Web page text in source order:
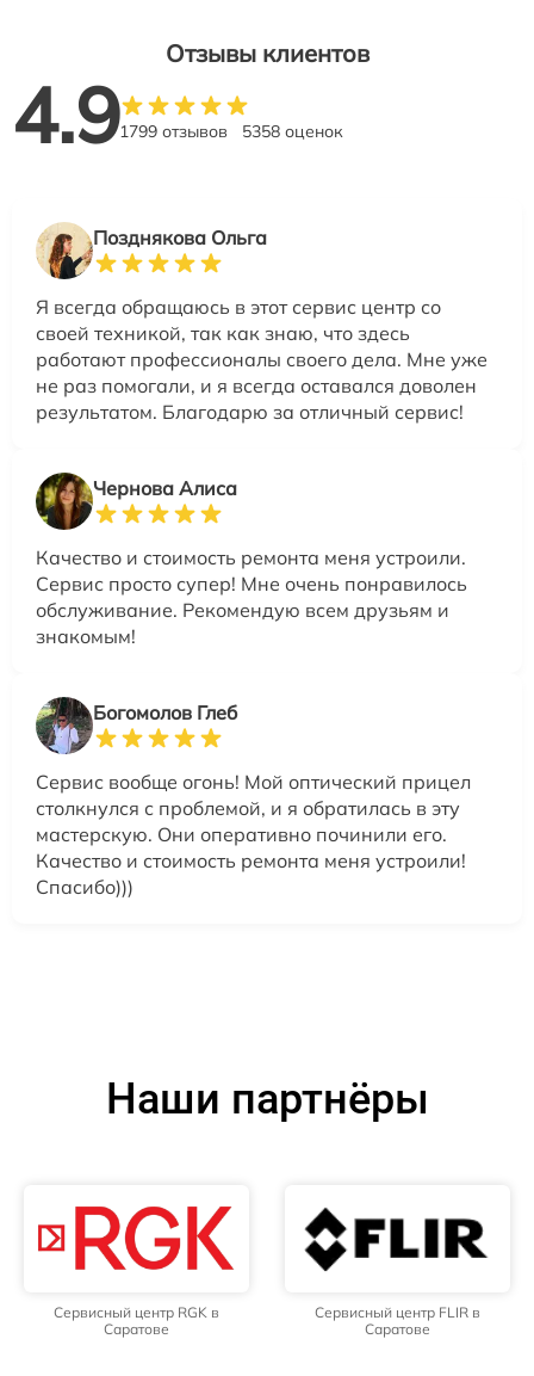
Отзывы клиентов
4.91799 отзывов 5358 оценок
Позднякова Ольга
Я всегда обращаюсь в этот сервис центр со
своей техникой, так как знаю, что здесь
работают профессионалы своего дела. Мне уже
не раз помогали, и я всегда оставался доволен
результатом. Благодарю за отличный сервис!
Чернова Алиса
Качество и стоимость ремонта меня устроили.
Сервис просто супер! Мне очень понравилось
обслуживание. Рекомендую всем друзьям и
знакомым!
Богомолов Глеб
Сервис вообще огонь! Мой оптический прицел
столкнулся с проблемой, и я обратилась в эту
мастерскую. Они оперативно починили его.
Качество и стоимость ремонта меня устроили!
Спасибо)))
Наши партнёры
Сервисный центр RGK в
Саратове
Сервисный центр FLIR в
Саратове